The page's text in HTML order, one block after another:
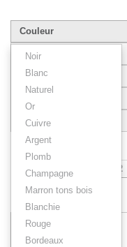
Couleur
Noir
Blanc
Naturel
Or
Cuivre
Argent
Plomb
Champagne
Marron tons bois
Blanchie
Rouge
Bordeaux
4,1 cm à 5 cm
Style
Type
1 12